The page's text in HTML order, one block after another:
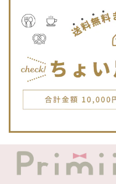
2025/12/16
JELLYCATは特に個体差
が来るかいつも少し不安
です。Primiiさんでお迎
しいです。
greige
2025/12/12